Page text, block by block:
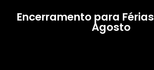
Encerramento para
Agosto